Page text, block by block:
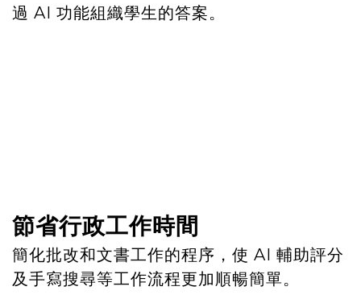
過 AI 功能組織學生的答案。
節省行政工作時間
簡化批改和文書工作的程序，使 AI 輔助評分
及手寫搜尋等工作流程更加順暢簡單。